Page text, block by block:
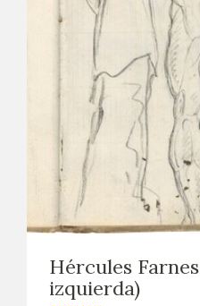
Hércules
izquierda)